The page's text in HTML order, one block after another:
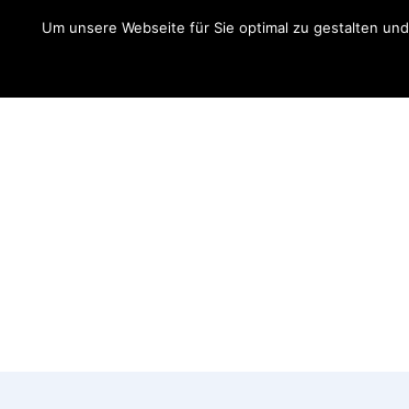
Um unsere Webseite für Sie optimal zu gestalten